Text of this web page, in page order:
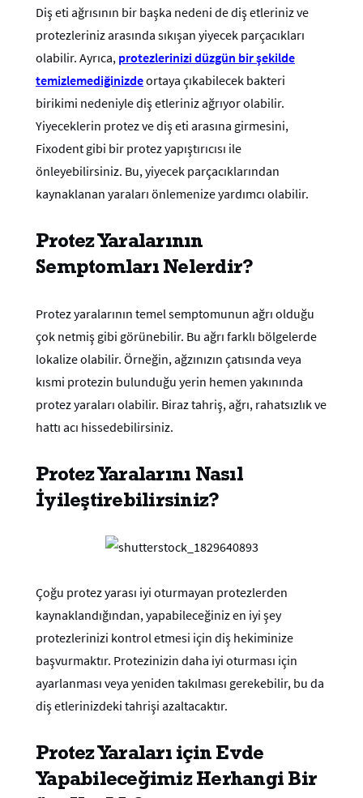
Diş eti ağrısının bir başka nedeni de diş etleriniz ve
protezleriniz arasında sıkışan yiyecek parçacıkları
olabilir. Ayrıca, protezlerinizi düzgün bir şekilde
temizlemediğinizdeortaya çıkabilecek bakteri
birikimi nedeniyle diş etleriniz ağrıyor olabilir.
Yiyeceklerin protez ve diş eti arasına girmesini,
Fixodent gibi bir protez yapıştırıcısı ile
önleyebilirsiniz. Bu, yiyecek parçacıklarından
kaynaklanan yaraları önlemenize yardımcı olabilir.
Protez Yaralarının
Semptomları Nelerdir?
Protez yaralarının temel semptomunun ağrı olduğu
çok netmiş gibi görünebilir. Bu ağrı farklı bölgelerde
lokalize olabilir. Örneğin, ağzınızın çatısında veya
kısmi protezin bulunduğu yerin hemen yakınında
protez yaraları olabilir. Biraz tahriş, ağrı, rahatsızlık ve
hattı acı hissedebilirsiniz.
Protez Yaralarını Nasıl
İyileştirebilirsiniz?
Çoğu protez yarası iyi oturmayan protezlerden
kaynaklandığından, yapabileceğiniz en iyi şey
protezlerinizi kontrol etmesi için diş hekiminize
başvurmaktır. Protezinizin daha iyi oturması için
ayarlanması veya yeniden takılması gerekebilir, bu da
diş etlerinizdeki tahrişi azaltacaktır.
Protez Yaraları için Evde
Yapabileceğimiz Herhangi Bir